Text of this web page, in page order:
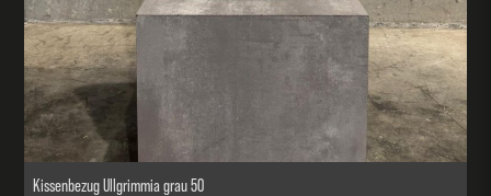
Kissenbezug Ullgrimmia grau 50